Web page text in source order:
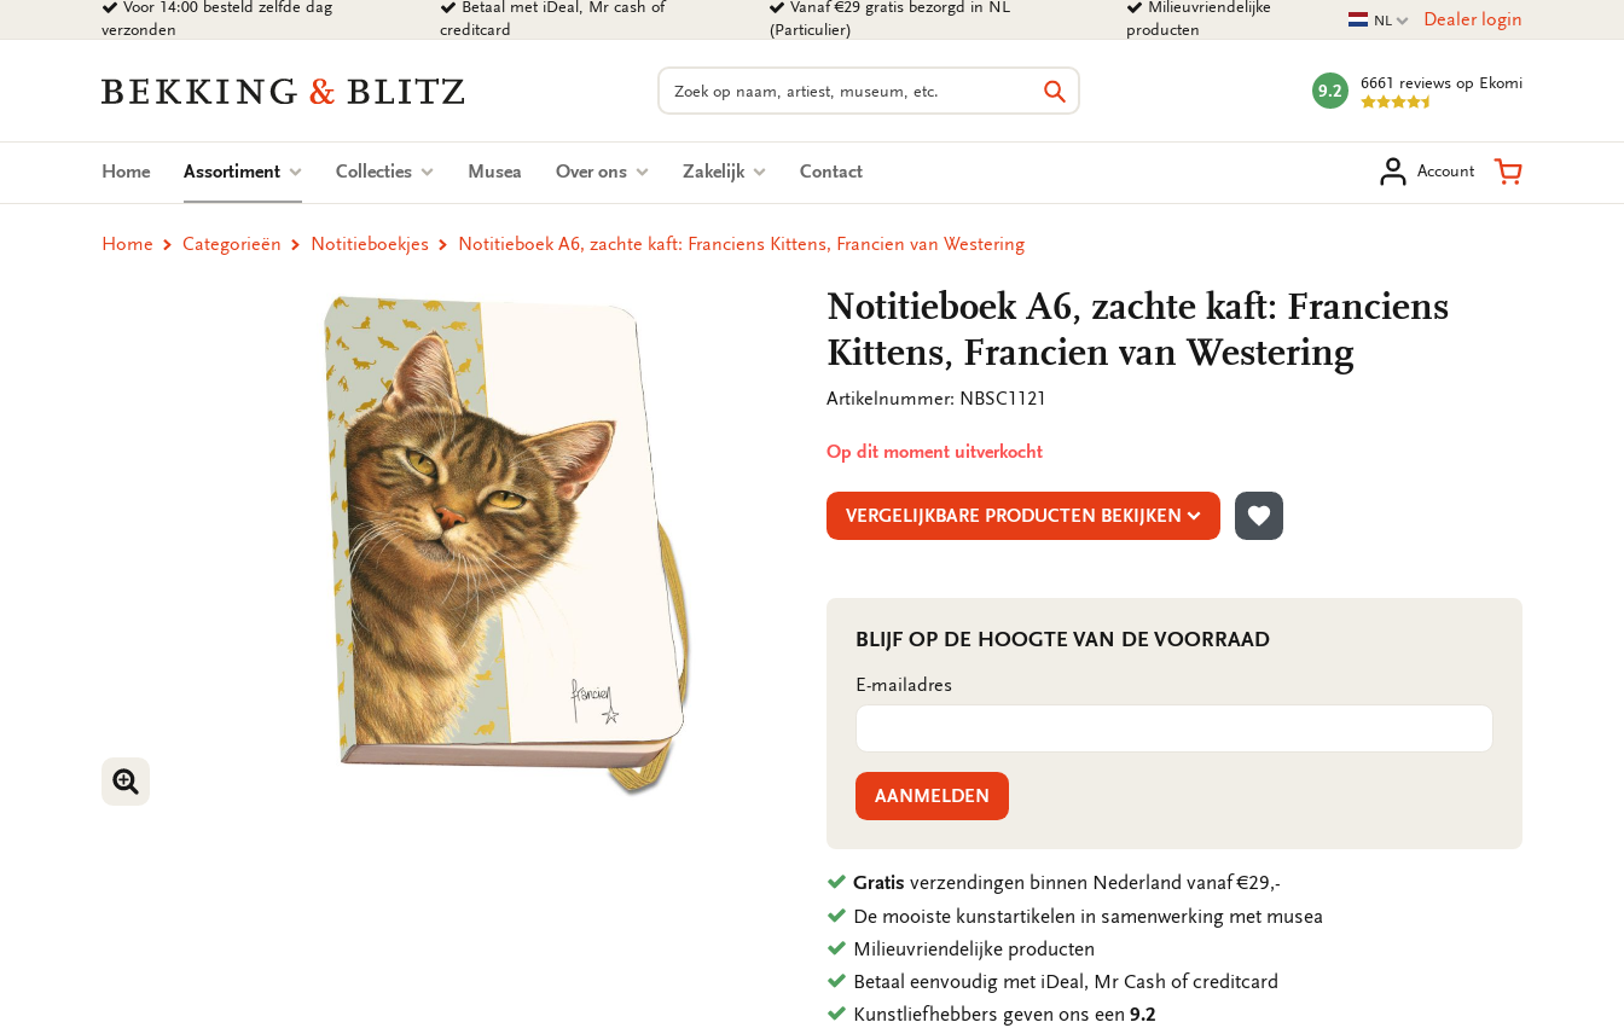
naar
Voor 14:00 besteld zelfde dag
verzonden
Betaal met iDeal, Mr cash of
creditcard
Vanaf €29 gratis bezorgd in NL
(Particulier)
Milieuvriendelijke
producten
Huidige taal
NL Dealer login
Bekking
Blitz
Uitgevers
Zoeken
Zoeken
mark:
9.2 6661 reviews op Ekomi
Home Assortiment (current)Collecties Musea Over ons Zakelijk Contact Account Winkelmand
Home Categorieën Notitieboekjes Notitieboek A6, zachte kaft: Franciens Kittens, Francien van Westering
VERGROOT AFBEELDING
Notitieboek A6, zachte kaft: Franciens
Kittens, Francien van Westering
Artikelnummer: NBSC1121
Op dit moment uitverkocht
VERGELIJKBARE PRODUCTEN BEKIJKEN
TOEVOEGEN AAN VERLANGLIJST
BLIJF OP DE HOOGTE VAN DE VOORRAAD
E-mailadres
AANMELDEN
Gratis verzendingen binnen Nederland vanaf €29,-
De mooiste kunstartikelen in samenwerking met musea
Milieuvriendelijke producten
Betaal eenvoudig met iDeal, Mr Cash of creditcard
Kunstliefhebbers geven ons een9.2